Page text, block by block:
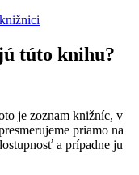
túto knihu?
je zoznam knižníc, v
priamo na
a prípadne ju